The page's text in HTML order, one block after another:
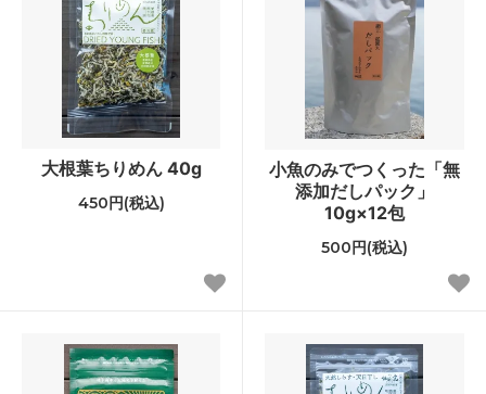
大根葉ちりめん 40g
450円(税込)
小魚のみでつくった「無
添加だしパック」
10g×12包
500円(税込)